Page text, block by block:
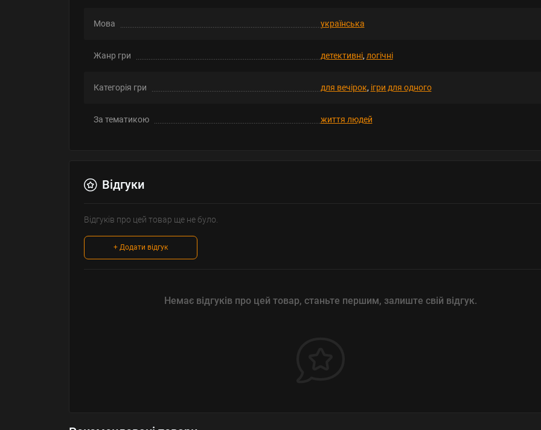
Мова українська
Жанр гри детективні, логічні
Категорія гри для вечірок, ігри для одного
За тематикою життя людей
Відгуки
Відгуків про цей товар ще не було.
+ Додати відгук
Немає відгуків про цей товар, станьте першим, залиште свій відгук.